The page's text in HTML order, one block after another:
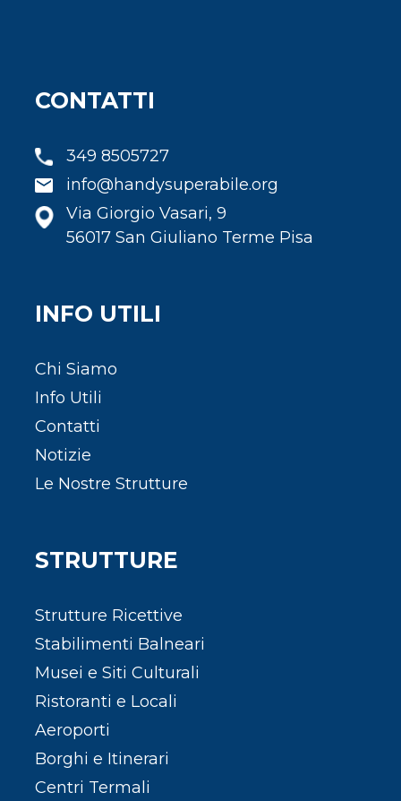
CONTATTI
349 8505727
info@handysuperabile.org
Via Giorgio Vasari, 9
56017 San Giuliano Terme Pisa
INFO UTILI
Chi Siamo
Info Utili
Contatti
Notizie
Le Nostre Strutture
STRUTTURE
Strutture Ricettive
Stabilimenti Balneari
Musei e Siti Culturali
Ristoranti e Locali
Aeroporti
Borghi e Itinerari
Centri Termali